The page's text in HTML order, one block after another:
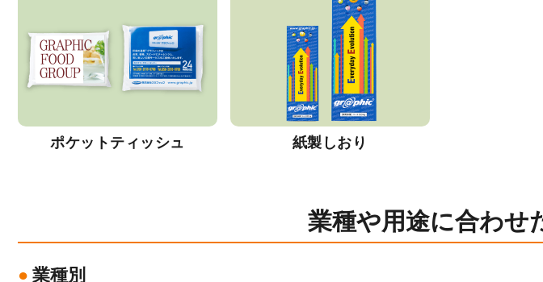
ポケットティッシュ 紙製しおり
業種や用途に合わせ
業種別